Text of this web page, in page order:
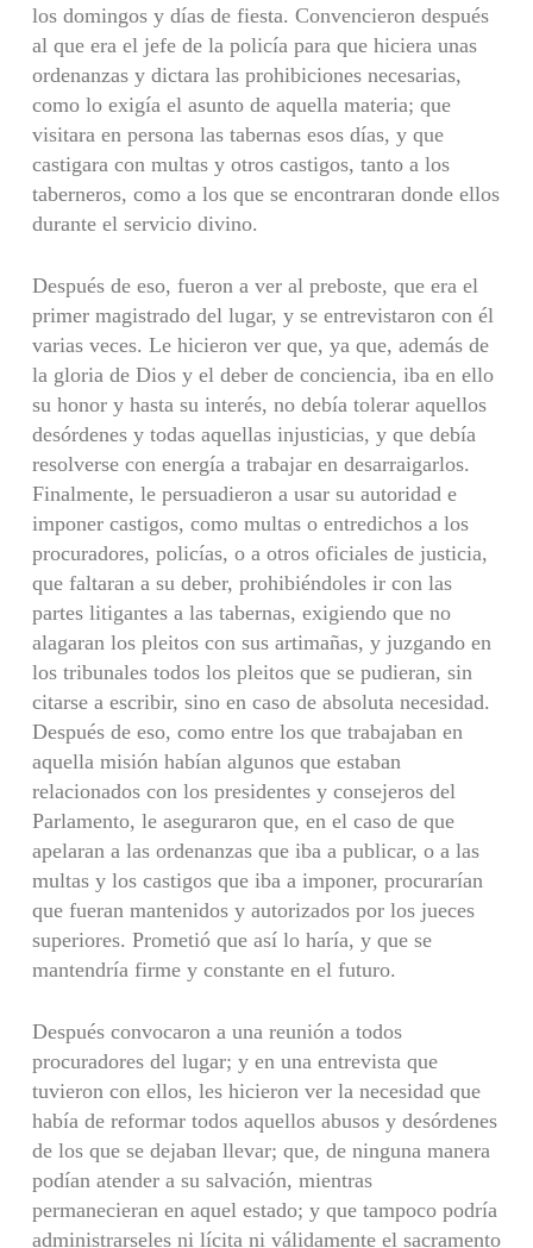
los domingos y días de fiesta. Convencieron después
al que era el jefe de la policía para que hiciera unas
ordenanzas y dictara las prohibiciones necesarias,
como lo exigía el asunto de aquella materia; que
visitara en persona las tabernas esos días, y que
castigara con multas y otros castigos, tanto a los
taberneros, como a los que se encontraran donde ellos
durante el servicio divino.
Después de eso, fueron a ver al preboste, que era el
primer magistrado del lugar, y se entrevistaron con él
varias veces. Le hicieron ver que, ya que, además de
la gloria de Dios y el deber de conciencia, iba en ello
su honor y hasta su interés, no debía tolerar aquellos
desórdenes y todas aquellas injusticias, y que debía
resolverse con energía a trabajar en desarraigarlos.
Finalmente, le persuadieron a usar su autoridad e
imponer castigos, como multas o entredichos a los
procuradores, policías, o a otros oficiales de justicia,
que faltaran a su deber, prohibiéndoles ir con las
partes litigantes a las tabernas, exigiendo que no
alagaran los pleitos con sus artimañas, y juzgando en
los tribunales todos los pleitos que se pudieran, sin
citarse a escribir, sino en caso de absoluta necesidad.
Después de eso, como entre los que trabajaban en
aquella misión habían algunos que estaban
relacionados con los presidentes y consejeros del
Parlamento, le aseguraron que, en el caso de que
apelaran a las ordenanzas que iba a publicar, o a las
multas y los castigos que iba a imponer, procurarían
que fueran mantenidos y autorizados por los jueces
superiores. Prometió que así lo haría, y que se
mantendría firme y constante en el futuro.
Después convocaron a una reunión a todos
procuradores del lugar; y en una entrevista que
tuvieron con ellos, les hicieron ver la necesidad que
había de reformar todos aquellos abusos y desórdenes
de los que se dejaban llevar; que, de ninguna manera
podían atender a su salvación, mientras
permanecieran en aquel estado; y que tampoco podría
administrarseles ni lícita ni válidamente el sacramento